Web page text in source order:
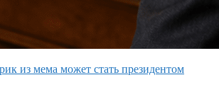
из мема может стать президентом